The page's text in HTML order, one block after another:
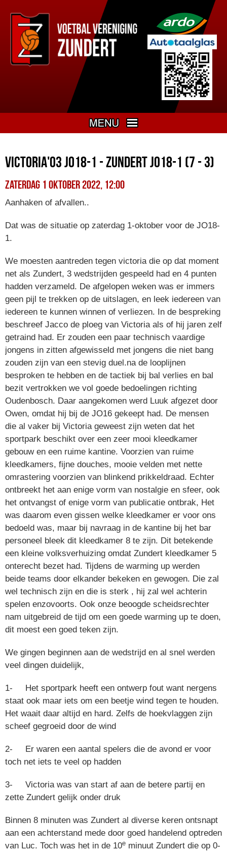
Victoria'03 JO18-1 - Zundert JO18-1 (7 - 3)
zaterdag 1 oktober 2022, 12:00
Aanhaken of afvallen..
Dat was de situatie op zaterdag 1-oktober voor de JO18-
1.
We moesten aantreden tegen victoria die op dat moment
net als Zundert, 3 wedstrijden gespeeld had en 4 punten
hadden verzameld. De afgelopen weken was er immers
geen pijl te trekken op de uitslagen, en leek iedereen van
iedereen te kunnen winnen of verliezen. In de bespreking
beschreef Jacco de ploeg van Victoria als of hij jaren zelf
getraind had. Er zouden een paar technisch vaardige
jongens in zitten afgewisseld met jongens die niet bang
zouden zijn van een stevig duel.na de looplijnen
besproken te hebben en de tactiek bij bal verlies en bal
bezit vertrokken we vol goede bedoelingen richting
Oudenbosch. Daar aangekomen werd Luuk afgezet door
Owen, omdat hij bij de JO16 gekeept had. De mensen
die al vaker bij Victoria geweest zijn weten dat het
sportpark beschikt over een zeer mooi kleedkamer
gebouw en een ruime kantine. Voorzien van ruime
kleedkamers, fijne douches, mooie velden met nette
omrastering voorzien van blinkend prikkeldraad. Echter
ontbreekt het aan enige vorm van nostalgie en sfeer, ook
het ontvangst of enige vorm van publicatie ontbrak, Het
was daarom even gissen welke kleedkamer er voor ons
bedoeld was, maar bij navraag in de kantine bij het bar
personeel bleek dit kleedkamer 8 te zijn. Dit betekende
een kleine volksverhuizing omdat Zundert kleedkamer 5
onterecht bezet had. Tijdens de warming up werden
beide teams door elkander bekeken en gewogen. Die zal
wel technisch zijn en die is sterk , hij zal wel achterin
spelen enzovoorts. Ook onze beoogde scheidsrechter
nam uitgebreid de tijd om een goede warming up te doen,
dit moest een goed teken zijn.
We gingen beginnen aan de wedstrijd en al snel werden
veel dingen duidelijk,
1- Het sportpark heeft een ontwerp fout want nergens
staat ook maar iets om een beetje wind tegen te houden.
Het waait daar altijd en hard. Zelfs de hoekvlaggen zijn
scheef gegroeid door de wind
2- Er waren een aantal spelers die de avond er voor
toch net iets te veel op hadden
3- Victoria was van start af aan de betere partij en
zette Zundert gelijk onder druk
Binnen 8 minuten was Zundert al diverse keren ontsnapt
aan een achterstand mede door goed handelend optreden
van Luc. Toch was het in de 10e minuut Zundert die op 0-